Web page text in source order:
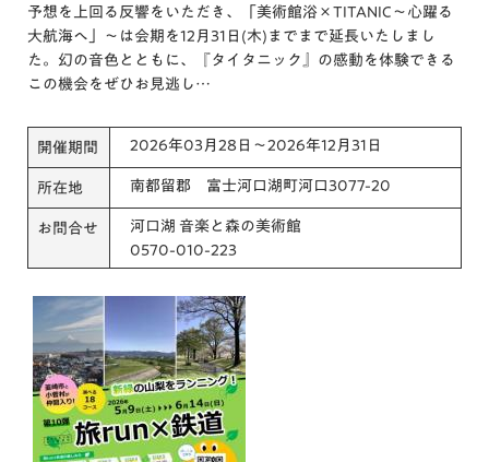
予想を上回る反響をいただき、「美術館浴×TITANIC～心躍る
大航海へ」～は会期を12月31日(木)までまで延長いたしまし
た。幻の音色とともに、『タイタニック』の感動を体験できる
この機会をぜひお見逃し…
開催期間 2026年03月28日～2026年12月31日
所在地 南都留郡 富士河口湖町河口3077-20
お問合せ
河口湖 音楽と森の美術館
0570-010-223